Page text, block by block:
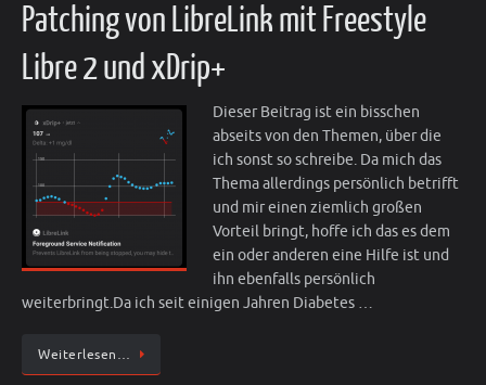
Patching von LibreLink mit Freestyle
Libre 2 und xDrip+
Dieser Beitrag ist ein bisschen
abseits von den Themen, über die
ich sonst so schreibe. Da mich das
Thema allerdings persönlich betrifft
und mir einen ziemlich großen
Vorteil bringt, hoffe ich das es dem
ein oder anderen eine Hilfe ist und
ihn ebenfalls persönlich
weiterbringt.Da ich seit einigen Jahren Diabetes …
Weiterlesen…